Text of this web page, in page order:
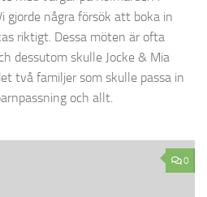
gjorde några försök att boka in
riktigt. Dessa möten är ofta
dessutom skulle Jocke & Mia
två familjer som skulle passa in
och allt.
0